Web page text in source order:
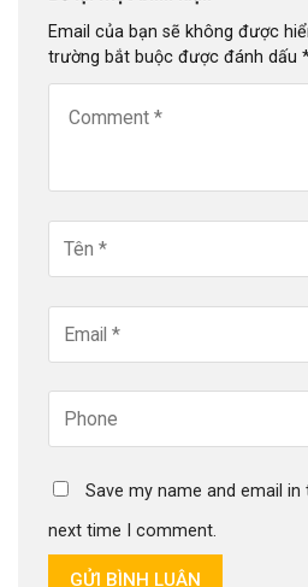
Email của bạn sẽ không được
trường bắt buộc được đánh dấu
Save my name and email
next time I comment.
GỬI BÌNH LUẬN